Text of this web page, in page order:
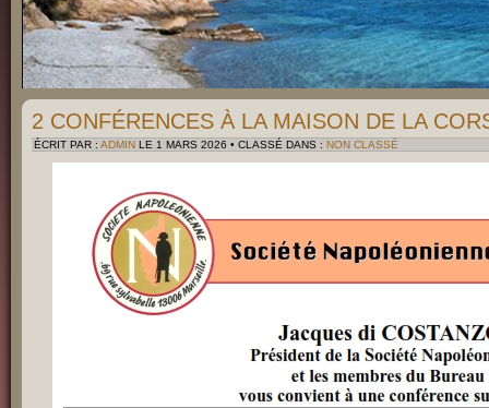
2 CONFÉRENCES À LA MAISON DE LA
ÉCRIT PAR : ADMIN LE 1 MARS 2026 • CLASSÉ DANS : NON CLASSÉ